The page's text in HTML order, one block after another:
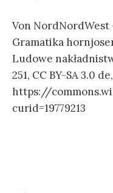
Von NordNordWest
Gramatika
Ludowe
251, CC BY-SA 3.0 de,
https://
curid=19779213